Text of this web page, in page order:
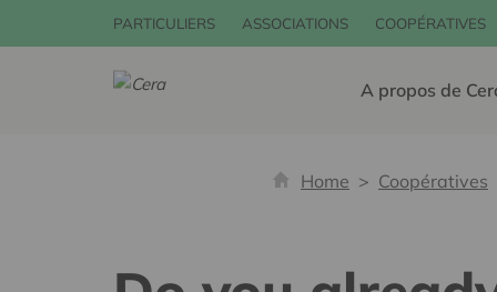
PARTICULIERS ASSOCIATIONS COOPÉRATIVES
A propos de
Home Coopératives